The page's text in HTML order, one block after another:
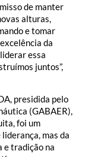
de manter
alturas,
e tomar
da
essa
juntos”,
presidida pelo
(GABAER),
foi um
mas da
e tradição na